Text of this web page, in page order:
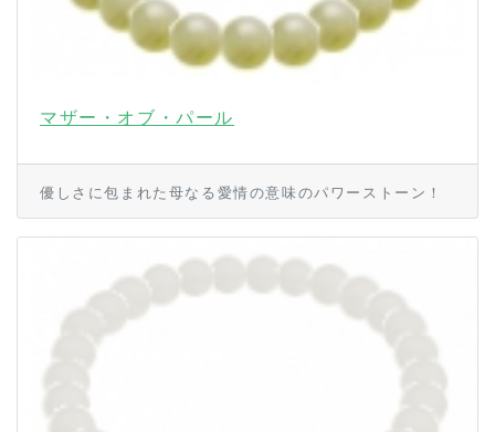
マザー・オブ・パール
優しさに包まれた母なる愛情の意味のパワーストーン！